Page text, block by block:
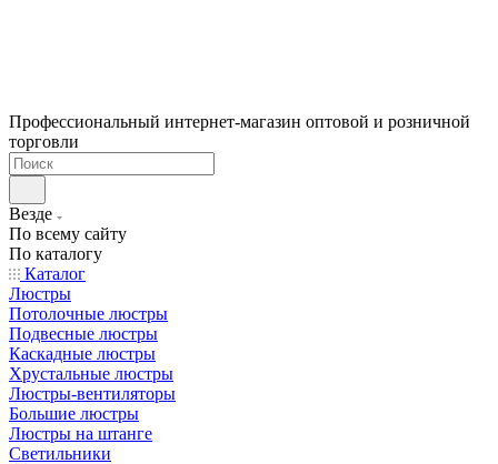
Профессиональный интернет-магазин оптовой и розничной
торговли
Везде
По всему сайту
По каталогу
Каталог
Люстры
Потолочные люстры
Подвесные люстры
Каскадные люстры
Хрустальные люстры
Люстры-вентиляторы
Большие люстры
Люстры на штанге
Светильники